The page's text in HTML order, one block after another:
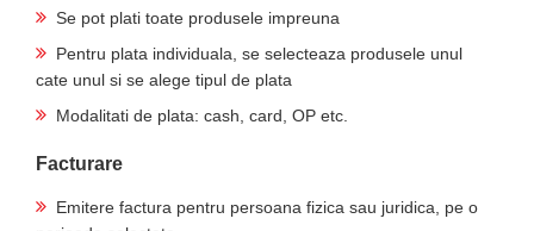
Se pot plati toate produsele impreuna
Pentru plata individuala, se selecteaza produsele unul
cate unul si se alege tipul de plata
Modalitati de plata: cash, card, OP etc.
Facturare
Emitere factura pentru persoana fizica sau juridica, pe o